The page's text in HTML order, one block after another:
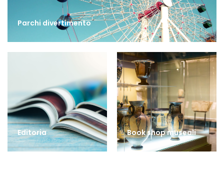
Parchi divertimento
Editoria Book shop museali